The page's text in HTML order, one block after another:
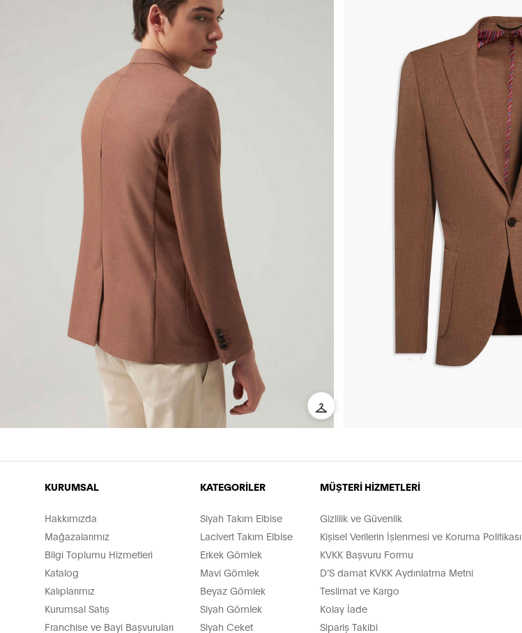
KURUMSAL
Hakkımızda
Mağazalarımız
Bilgi Toplumu Hizmetleri
Katalog
Kalıplarımız
Kurumsal Satış
Franchise ve Bayi Başvuruları
KATEGORİLER
Siyah Takım Elbise
Lacivert Takım Elbise
Erkek Gömlek
Mavi Gömlek
Beyaz Gömlek
Siyah Gömlek
Siyah Ceket
MÜŞTERİ HİZMETLERİ
Gizlilik ve Güvenlik
Kişisel Verilerin İşlenmesi ve Koruma Politikası
KVKK Başvuru Formu
D’S damat KVKK Aydınlatma Metni
Teslimat ve Kargo
Kolay İade
Sipariş Takibi